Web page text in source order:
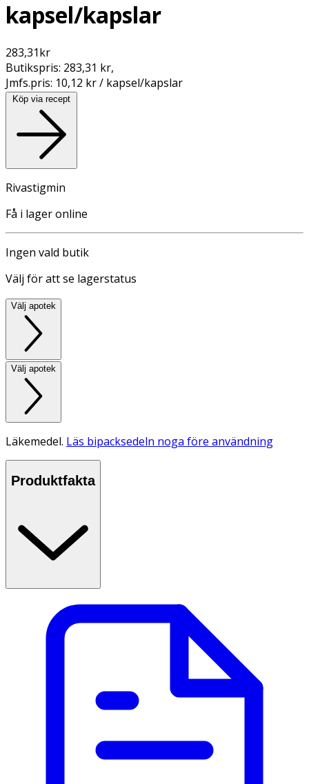
kapsel/kapslar
283,31kr
Butikspris: 283,31 kr,
Jmfs.pris: 10,12 kr / kapsel/kapslar
Köp via recept
Rivastigmin
Få i lager online
Ingen vald butik
Välj för att se lagerstatus
Välj apotek
Välj apotek
Läkemedel. Läs bipacksedeln noga före användning
Produktfakta